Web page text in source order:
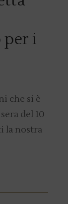
i
che si è
del 10
la nostra